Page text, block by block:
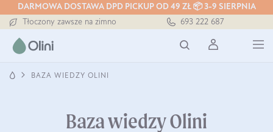
DARMOWA DOSTAWA DPD PICKUP OD 49 ZŁ 📦 3-9 SIERPNIA
Darmowa dostawa od 199 zł
Tłoczony zawsze na zimno
Darmowa dostawa od 199 zł
693 222 687
BAZA WIEDZY OLINI
Baza wiedzy Olini